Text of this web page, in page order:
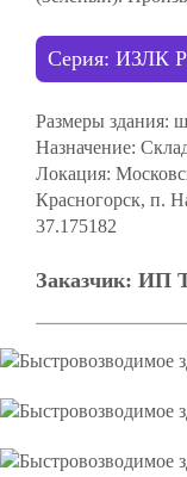
Серия: ИЗЛК
Размеры здания: ш
Назначение:
Локация:
Красногорск, п.
37.175182
Заказчик: ИП